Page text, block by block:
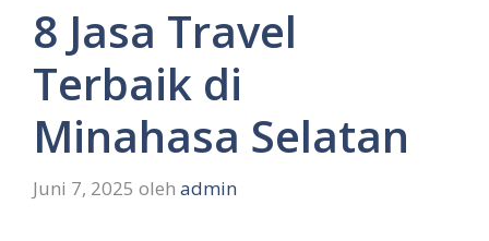
8 Jasa Travel
Terbaik di
Minahasa Selatan
Juni 7, 2025 oleh admin